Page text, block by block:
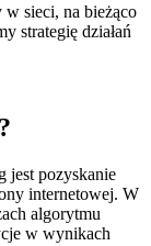
sieci, na bieżąco
strategię działań
jest pozyskanie
internetowej. W
algorytmu
w wynikach